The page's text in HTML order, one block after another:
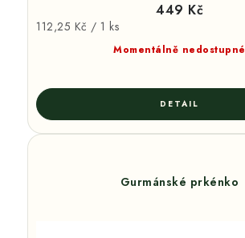
Momentálně nedostupné
449 Kč
Měrná
112,25 Kč / 1 ks
Gurmánské prkénko